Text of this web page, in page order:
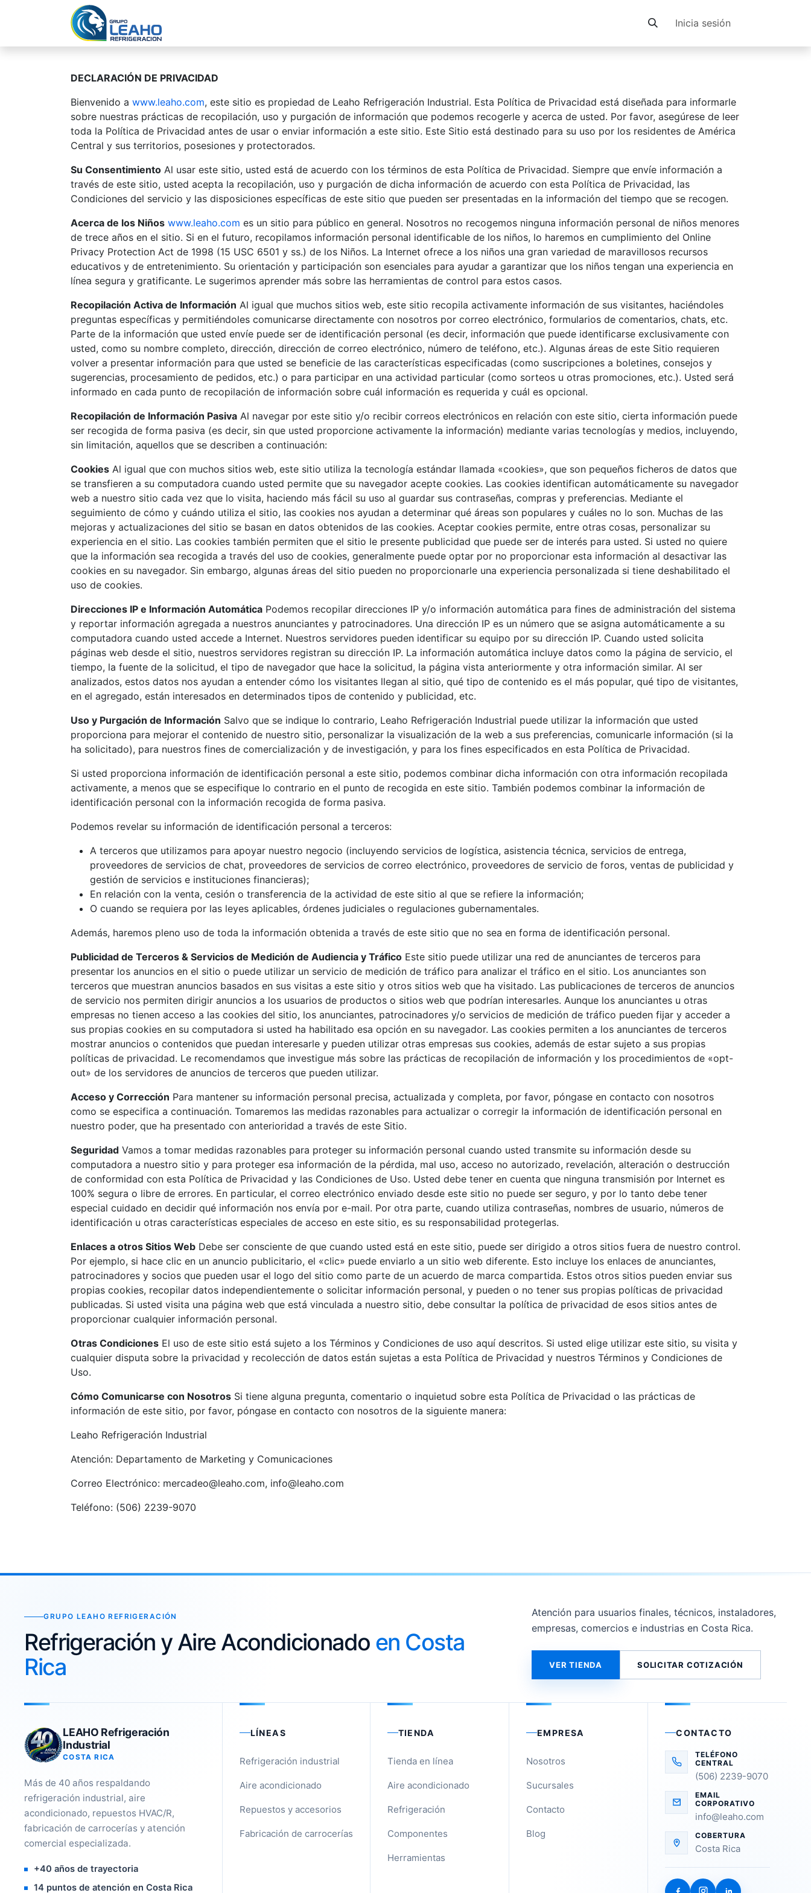
Inicia sesión
DECLARACIÓN DE PRIVACIDAD
Bienvenido a www.leaho.com, este sitio es propiedad de Leaho Refrigeración Industrial. Esta Política de Privacidad está diseñada para informarle
sobre nuestras prácticas de recopilación, uso y purgación de información que podemos recogerle y acerca de usted. Por favor, asegúrese de leer
toda la Política de Privacidad antes de usar o enviar información a este sitio. Este Sitio está destinado para su uso por los residentes de América
Central y sus territorios, posesiones y protectorados.
Su Consentimiento Al usar este sitio, usted está de acuerdo con los términos de esta Política de Privacidad. Siempre que envíe información a
través de este sitio, usted acepta la recopilación, uso y purgación de dicha información de acuerdo con esta Política de Privacidad, las
Condiciones del servicio y las disposiciones específicas de este sitio que pueden ser presentadas en la información del tiempo que se recogen.
Acerca de los Niños www.leaho.com es un sitio para público en general. Nosotros no recogemos ninguna información personal de niños menores
de trece años en el sitio. Si en el futuro, recopilamos información personal identificable de los niños, lo haremos en cumplimiento del Online
Privacy Protection Act de 1998 (15 USC 6501 y ss.) de los Niños. La Internet ofrece a los niños una gran variedad de maravillosos recursos
educativos y de entretenimiento. Su orientación y participación son esenciales para ayudar a garantizar que los niños tengan una experiencia en
línea segura y gratificante. Le sugerimos aprender más sobre las herramientas de control para estos casos.
Recopilación Activa de Información Al igual que muchos sitios web, este sitio recopila activamente información de sus visitantes, haciéndoles
preguntas específicas y permitiéndoles comunicarse directamente con nosotros por correo electrónico, formularios de comentarios, chats, etc.
Parte de la información que usted envíe puede ser de identificación personal (es decir, información que puede identificarse exclusivamente con
usted, como su nombre completo, dirección, dirección de correo electrónico, número de teléfono, etc.). Algunas áreas de este Sitio requieren
volver a presentar información para que usted se beneficie de las características especificadas (como suscripciones a boletines, consejos y
sugerencias, procesamiento de pedidos, etc.) o para participar en una actividad particular (como sorteos u otras promociones, etc.). Usted será
informado en cada punto de recopilación de información sobre cuál información es requerida y cuál es opcional.
Recopilación de Información Pasiva Al navegar por este sitio y/o recibir correos electrónicos en relación con este sitio, cierta información puede
ser recogida de forma pasiva (es decir, sin que usted proporcione activamente la información) mediante varias tecnologías y medios, incluyendo,
sin limitación, aquellos que se describen a continuación:
Cookies Al igual que con muchos sitios web, este sitio utiliza la tecnología estándar llamada «cookies», que son pequeños ficheros de datos que
se transfieren a su computadora cuando usted permite que su navegador acepte cookies. Las cookies identifican automáticamente su navegador
web a nuestro sitio cada vez que lo visita, haciendo más fácil su uso al guardar sus contraseñas, compras y preferencias. Mediante el
seguimiento de cómo y cuándo utiliza el sitio, las cookies nos ayudan a determinar qué áreas son populares y cuáles no lo son. Muchas de las
mejoras y actualizaciones del sitio se basan en datos obtenidos de las cookies. Aceptar cookies permite, entre otras cosas, personalizar su
experiencia en el sitio. Las cookies también permiten que el sitio le presente publicidad que puede ser de interés para usted. Si usted no quiere
que la información sea recogida a través del uso de cookies, generalmente puede optar por no proporcionar esta información al desactivar las
cookies en su navegador. Sin embargo, algunas áreas del sitio pueden no proporcionarle una experiencia personalizada si tiene deshabilitado el
uso de cookies.
Direcciones IP e Información Automática Podemos recopilar direcciones IP y/o información automática para fines de administración del sistema
y reportar información agregada a nuestros anunciantes y patrocinadores. Una dirección IP es un número que se asigna automáticamente a su
computadora cuando usted accede a Internet. Nuestros servidores pueden identificar su equipo por su dirección IP. Cuando usted solicita
páginas web desde el sitio, nuestros servidores registran su dirección IP. La información automática incluye datos como la página de servicio, el
tiempo, la fuente de la solicitud, el tipo de navegador que hace la solicitud, la página vista anteriormente y otra información similar. Al ser
analizados, estos datos nos ayudan a entender cómo los visitantes llegan al sitio, qué tipo de contenido es el más popular, qué tipo de visitantes,
en el agregado, están interesados en determinados tipos de contenido y publicidad, etc.
Uso y Purgación de Información Salvo que se indique lo contrario, Leaho Refrigeración Industrial puede utilizar la información que usted
proporciona para mejorar el contenido de nuestro sitio, personalizar la visualización de la web a sus preferencias, comunicarle información (si la
ha solicitado), para nuestros fines de comercialización y de investigación, y para los fines especificados en esta Política de Privacidad.
Si usted proporciona información de identificación personal a este sitio, podemos combinar dicha información con otra información recopilada
activamente, a menos que se especifique lo contrario en el punto de recogida en este sitio. También podemos combinar la información de
identificación personal con la información recogida de forma pasiva.
Podemos revelar su información de identificación personal a terceros:
A terceros que utilizamos para apoyar nuestro negocio (incluyendo servicios de logística, asistencia técnica, servicios de entrega,
proveedores de servicios de chat, proveedores de servicios de correo electrónico, proveedores de servicio de foros, ventas de publicidad y
gestión de servicios e instituciones financieras);
En relación con la venta, cesión o transferencia de la actividad de este sitio al que se refiere la información;
O cuando se requiera por las leyes aplicables, órdenes judiciales o regulaciones gubernamentales.
Además, haremos pleno uso de toda la información obtenida a través de este sitio que no sea en forma de identificación personal.
Publicidad de Terceros & Servicios de Medición de Audiencia y Tráfico Este sitio puede utilizar una red de anunciantes de terceros para
presentar los anuncios en el sitio o puede utilizar un servicio de medición de tráfico para analizar el tráfico en el sitio. Los anunciantes son
terceros que muestran anuncios basados en sus visitas a este sitio y otros sitios web que ha visitado. Las publicaciones de terceros de anuncios
de servicio nos permiten dirigir anuncios a los usuarios de productos o sitios web que podrían interesarles. Aunque los anunciantes u otras
empresas no tienen acceso a las cookies del sitio, los anunciantes, patrocinadores y/o servicios de medición de tráfico pueden fijar y acceder a
sus propias cookies en su computadora si usted ha habilitado esa opción en su navegador. Las cookies permiten a los anunciantes de terceros
mostrar anuncios o contenidos que puedan interesarle y pueden utilizar otras empresas sus cookies, además de estar sujeto a sus propias
políticas de privacidad. Le recomendamos que investigue más sobre las prácticas de recopilación de información y los procedimientos de «opt-
out» de los servidores de anuncios de terceros que pueden utilizar.
Acceso y Corrección Para mantener su información personal precisa, actualizada y completa, por favor, póngase en contacto con nosotros
como se especifica a continuación. Tomaremos las medidas razonables para actualizar o corregir la información de identificación personal en
nuestro poder, que ha presentado con anterioridad a través de este Sitio.
Seguridad Vamos a tomar medidas razonables para proteger su información personal cuando usted transmite su información desde su
computadora a nuestro sitio y para proteger esa información de la pérdida, mal uso, acceso no autorizado, revelación, alteración o destrucción
de conformidad con esta Política de Privacidad y las Condiciones de Uso. Usted debe tener en cuenta que ninguna transmisión por Internet es
100% segura o libre de errores. En particular, el correo electrónico enviado desde este sitio no puede ser seguro, y por lo tanto debe tener
especial cuidado en decidir qué información nos envía por e-mail. Por otra parte, cuando utiliza contraseñas, nombres de usuario, números de
identificación u otras características especiales de acceso en este sitio, es su responsabilidad protegerlas.
Enlaces a otros Sitios Web Debe ser consciente de que cuando usted está en este sitio, puede ser dirigido a otros sitios fuera de nuestro control.
Por ejemplo, si hace clic en un anuncio publicitario, el «clic» puede enviarlo a un sitio web diferente. Esto incluye los enlaces de anunciantes,
patrocinadores y socios que pueden usar el logo del sitio como parte de un acuerdo de marca compartida. Estos otros sitios pueden enviar sus
propias cookies, recopilar datos independientemente o solicitar información personal, y pueden o no tener sus propias políticas de privacidad
publicadas. Si usted visita una página web que está vinculada a nuestro sitio, debe consultar la política de privacidad de esos sitios antes de
proporcionar cualquier información personal.
Otras Condiciones El uso de este sitio está sujeto a los Términos y Condiciones de uso aquí descritos. Si usted elige utilizar este sitio, su visita y
cualquier disputa sobre la privacidad y recolección de datos están sujetas a esta Política de Privacidad y nuestros Términos y Condiciones de
Uso.
Cómo Comunicarse con Nosotros Si tiene alguna pregunta, comentario o inquietud sobre esta Política de Privacidad o las prácticas de
información de este sitio, por favor, póngase en contacto con nosotros de la siguiente manera:
Leaho Refrigeración Industrial
Atención: Departamento de Marketing y Comunicaciones
Correo Electrónico: mercadeo@leaho.com, info@leaho.com
Teléfono: (506) 2239-9070
GRUPO LEAHO REFRIGERACIÓN
Refrigeración y Aire Acondicionado en Costa
Rica
Atención para usuarios finales, técnicos, instaladores,
empresas, comercios e industrias en Costa Rica.
VER TIENDA SOLICITAR COTIZACIÓN
LEAHO Refrigeración
Industrial
COSTA RICA
Más de 40 años respaldando
refrigeración industrial, aire
acondicionado, repuestos HVAC/R,
fabricación de carrocerías y atención
comercial especializada.
+40 años de trayectoria
14 puntos de atención en Costa Rica
LÍNEAS
Refrigeración industrial
Aire acondicionado
Repuestos y accesorios
Fabricación de carrocerías
TIENDA
Tienda en línea
Aire acondicionado
Refrigeración
Componentes
Herramientas
EMPRESA
Nosotros
Sucursales
Contacto
Blog
CONTACTO
TELÉFONO
CENTRAL
(506) 2239-9070
EMAIL
CORPORATIVO
info@leaho.com
COBERTURA
Costa Rica